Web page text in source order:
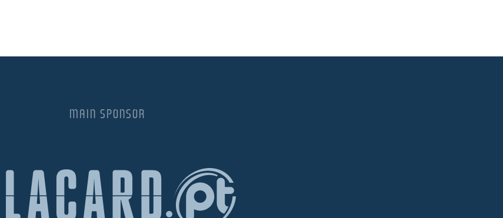
MAIN SPONSOR